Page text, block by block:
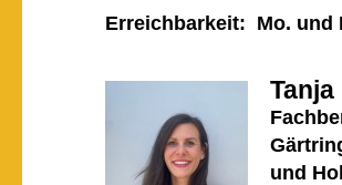
Erreichbarkeit: Mo. und
und